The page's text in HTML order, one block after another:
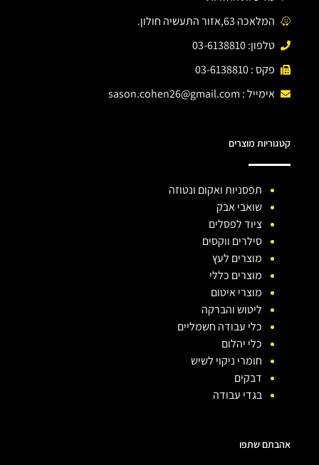
המלאכה 63,אזור התעשיה חולון.
טלפון: 03-6138810
פקס : 03-6138810
אימייל : sason.cohen26@gmail.com
קטגוריות מוצרים
תפסניות ואקום ונטוזה
שואבי אבק
ציוד לפסלים
סילרים ווקסים
מוצרים לעץ
מוצרים כללי
מוצרי איטום
ליטוש והברקה
כלי עבודה חשמליים
כלי יהלום
חומרי ניקוי לשיש
דבקים
בגדי עבודה
אהבתם שתפו